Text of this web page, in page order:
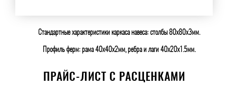
Стандартные характеристики каркаса навеса: столбы 80х80х3мм.
Профиль ферм: рама 40х40х2мм, ребра и лаги 40х20х1.5мм.
ПРАЙС-ЛИСТ С РАСЦЕНКАМИ